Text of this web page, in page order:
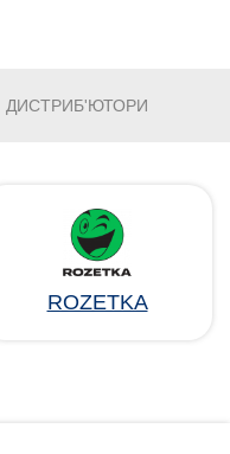
ДИСТРИБ'ЮТОРИ
ROZETKA